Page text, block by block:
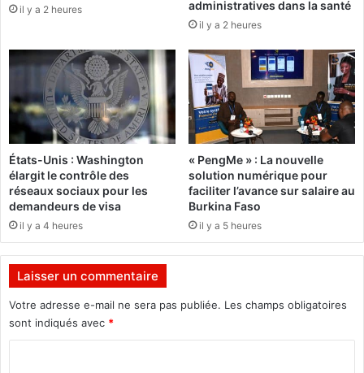
a
e
t
i
n
n
e
r
B
r
i
n
r
s
e
r
é
t
a
r
s
d
'
E
il y a 2 heures
administratives dans la santé
il y a 2 heures
États-Unis : Washington
élargit le contrôle des
réseaux sociaux pour les
demandeurs de visa
il y a 4 heures
« PengMe » : La nouvelle
solution numérique pour
faciliter l’avance sur salaire au
Burkina Faso
il y a 5 heures
Laisser un commentaire
Votre adresse e-mail ne sera pas publiée. Les champs obligatoires
sont indiqués avec *